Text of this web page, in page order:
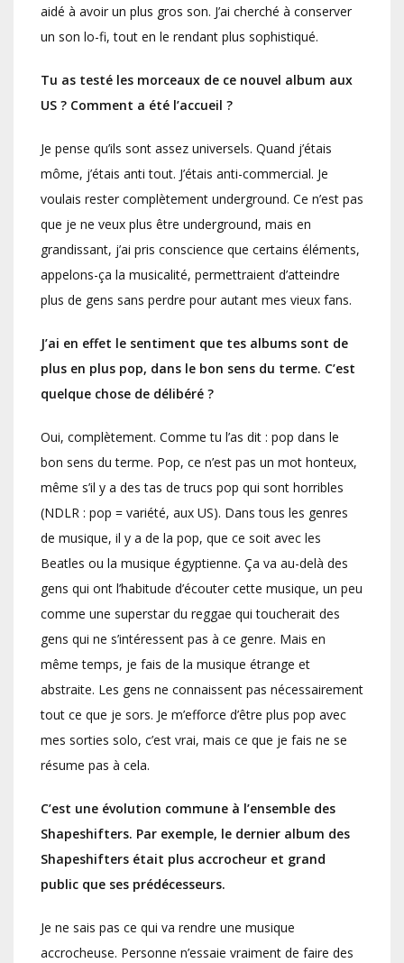
aidé à avoir un plus gros son. J’ai cherché à conserver
un son lo-fi, tout en le rendant plus sophistiqué.
Tu as testé les morceaux de ce nouvel album aux
US ? Comment a été l’accueil ?
Je pense qu’ils sont assez universels. Quand j’étais
môme, j’étais anti tout. J’étais anti-commercial. Je
voulais rester complètement underground. Ce n’est pas
que je ne veux plus être underground, mais en
grandissant, j’ai pris conscience que certains éléments,
appelons-ça la musicalité, permettraient d’atteindre
plus de gens sans perdre pour autant mes vieux fans.
J’ai en effet le sentiment que tes albums sont de
plus en plus pop, dans le bon sens du terme. C’est
quelque chose de délibéré ?
Oui, complètement. Comme tu l’as dit : pop dans le
bon sens du terme. Pop, ce n’est pas un mot honteux,
même s’il y a des tas de trucs pop qui sont horribles
(NDLR : pop = variété, aux US). Dans tous les genres
de musique, il y a de la pop, que ce soit avec les
Beatles ou la musique égyptienne. Ça va au-delà des
gens qui ont l’habitude d’écouter cette musique, un peu
comme une superstar du reggae qui toucherait des
gens qui ne s’intéressent pas à ce genre. Mais en
même temps, je fais de la musique étrange et
abstraite. Les gens ne connaissent pas nécessairement
tout ce que je sors. Je m’efforce d’être plus pop avec
mes sorties solo, c’est vrai, mais ce que je fais ne se
résume pas à cela.
C’est une évolution commune à l’ensemble des
Shapeshifters. Par exemple, le dernier album des
Shapeshifters était plus accrocheur et grand
public que ses prédécesseurs.
Je ne sais pas ce qui va rendre une musique
accrocheuse. Personne n’essaie vraiment de faire des